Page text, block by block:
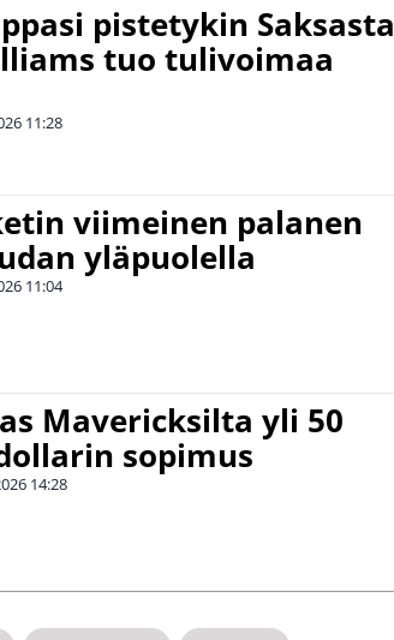
pistetykin Saksasta
tuo tulivoimaa
11:28
viimeinen palanen
yläpuolella
11:04
Mavericksilta yli 50
sopimus
14:28